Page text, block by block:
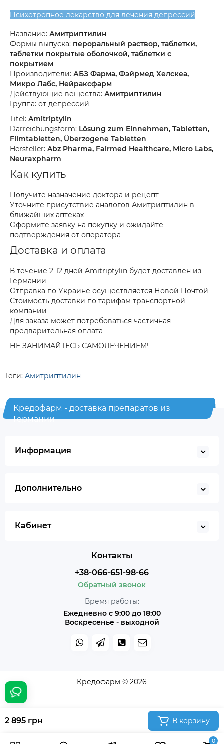
0
Психотропное лекарство для лечения депрессий
Название: Амитриптилин
Формы выпуска: пероральный раствор, таблетки,
таблетки покрытые оболочкой, таблетки с
покрытием
Производители: АБЗ Фарма, Фэйрмед Хелскеа,
Микро Лабс, Нейраксфарм
Действующие вещества: Амитриптилин
Группа: от депрессий
Titel: Amitriptylin
Darreichungsform: Lösung zum Einnehmen, Tabletten,
Filmtabletten, Überzogene Tabletten
Hersteller: Abz Pharma, Fairmed Healthcare, Micro Labs,
Neuraxpharm
Как купить
Получите назначение доктора и рецепт
Уточните присутствие аналогов Амитриптилин в
ближайших аптеках
Оформите заявку на покупку и ожидайте
подтверждения от оператора
Доставка и оплата
В течение 2-12 дней Amitriptylin будет доставлен из
Германии
Отправка по Украине осуществляется Новой Почтой
Стоимость доставки по тарифам транспортной
компании
Для заказа может потребоваться частичная
предварительная оплата
НЕ ЗАНИМАЙТЕСЬ САМОЛЕЧЕНИЕМ!
Теги: Амитриптилин
2 895 грн В корзину
Кредофарм - доставка препаратов из
Германии
Информация
Дополнительно
Кабинет
Контакты
+38-066-651-98-66
Обратный звонок
Время работы:
Ежедневно с 9:00 до 18:00
Воскресенье - выходной
Кредофарм © 2026